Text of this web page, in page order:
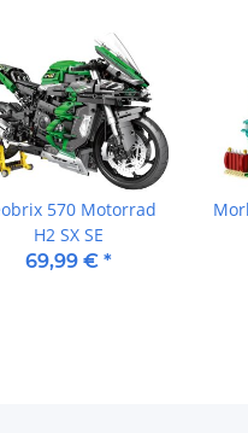
570 Motorrad
H2 SX SE
69,99 € *